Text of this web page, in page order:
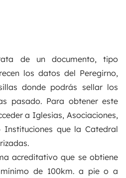
de un documento, tipo
los datos del Peregirno,
donde podrás sellar los
pasado. Para obtener este
a Iglesias, Asociaciones,
Instituciones que la Catedral
acreditativo que se obtiene
de 100km. a pie o a